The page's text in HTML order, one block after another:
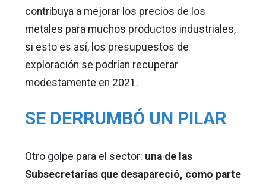
contribuya a mejorar los precios de los
metales para muchos productos industriales,
si esto es así, los presupuestos de
exploración se podrían recuperar
modestamente en 2021.
SE DERRUMBÓ UN PILAR
Otro golpe para el sector: una de las
Subsecretarías que desapareció, como parte